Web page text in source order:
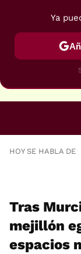
HOY SE HABLA DE
Tras
mejillón
espacios
Ya